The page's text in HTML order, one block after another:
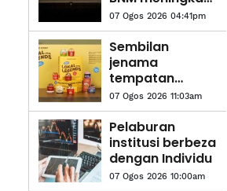
kepada AS$132.1
bilion
07 Ogos 2026 04:41pm
Sembilan
jenama
tempatan
diolah jadi
perisa aiskrim
edisi terhad
Inside Scoop
07 Ogos 2026 11:03am
Pelaburan
institusi berbeza
dengan Individu
07 Ogos 2026 10:00am